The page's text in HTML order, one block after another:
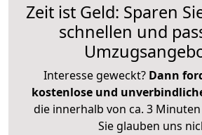
Zeit ist Geld: Sparen
schnellen und
Interesse geweckt? Dann
kostenlose und
die innerhalb von ca. 3
Sie glauben uns